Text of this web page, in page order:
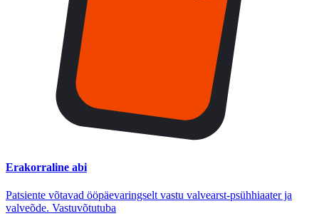
Erakorraline abi
Patsiente võtavad ööpäevaringselt vastu valvearst-psühhiaater ja
valveõde. Vastuvõtutuba